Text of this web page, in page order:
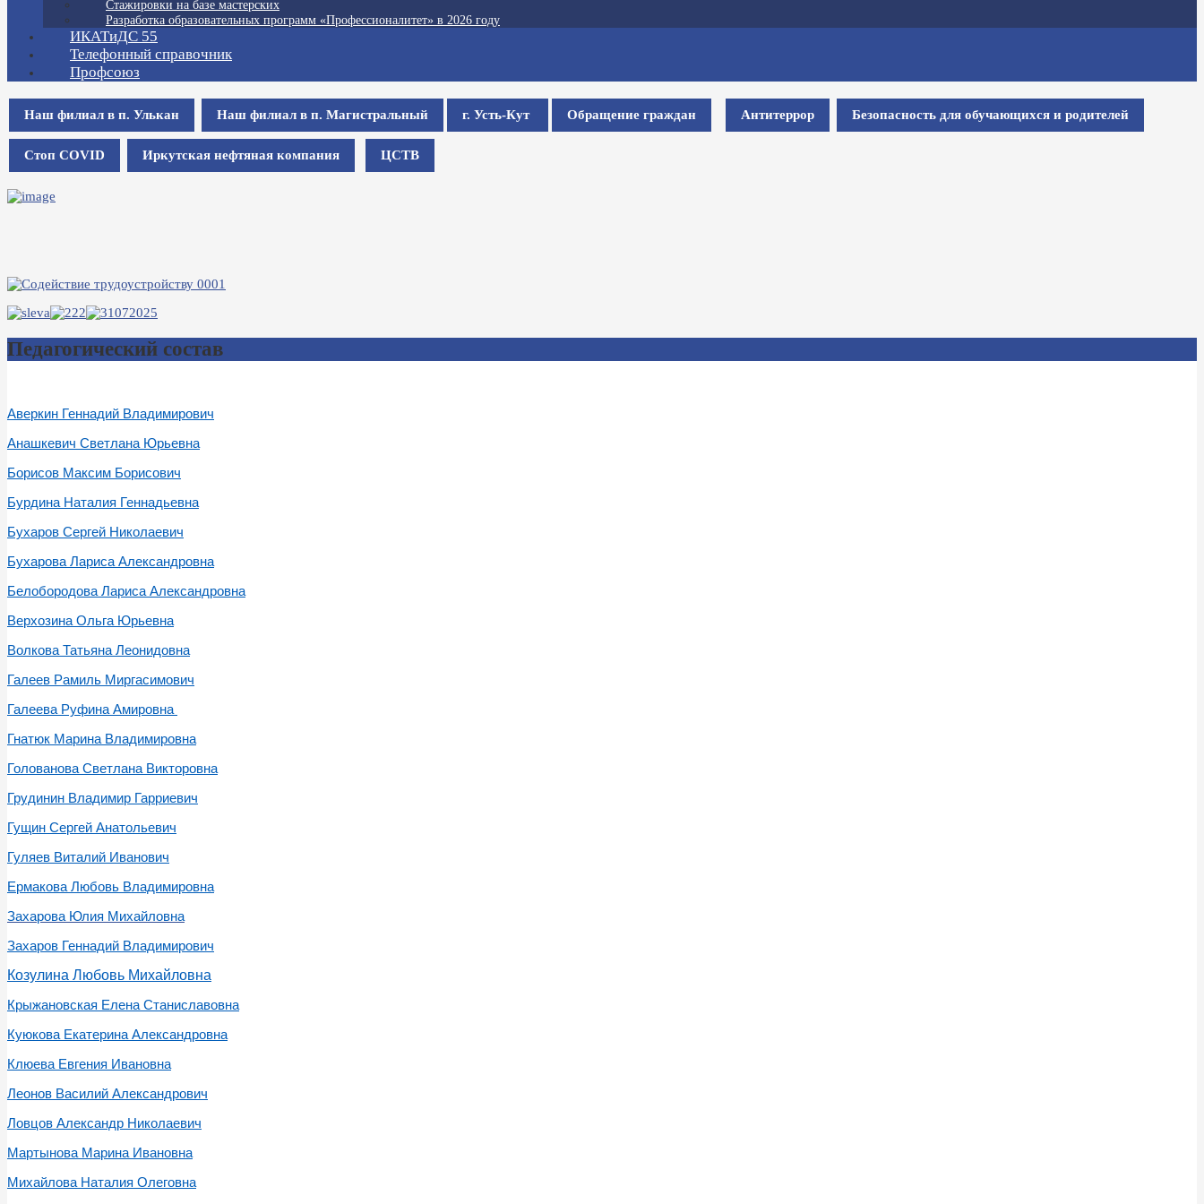
Стажировки на базе мастерских
Разработка образовательных программ «Профессионалитет» в 2026 году
ИКАТиДС 55
Телефонный справочник
Профсоюз
Наш филиал в п. Улькан Наш филиал в п. Магистральный г. Усть-Кут Обращение граждан Антитеррор Безопасность для обучающихся и родителей
Стоп COVID Иркутская нефтяная компания ЦСТВ
Педагогический состав
Аверкин Геннадий Владимирович
Анашкевич Светлана Юрьевна
Борисов Максим Борисович
Бурдина Наталия Геннадьевна
Бухаров Сергей Николаевич
Бухарова Лариса Александровна
Белобородова Лариса Александровна
Верхозина Ольга Юрьевна
Волкова Татьяна Леонидовна
Галеев Рамиль Миргасимович
Галеева Руфина Амировна
Гнатюк Марина Владимировна
Голованова Светлана Викторовна
Грудинин Владимир Гарриевич
Гущин Сергей Анатольевич
Гуляев Виталий Иванович
Ермакова Любовь Владимировна
Захарова Юлия Михайловна
Захаров Геннадий Владимирович
Козулина Любовь Михайловна
Крыжановская Елена Станиславовна
Куюкова Екатерина Александровна
Клюева Евгения Ивановна
Леонов Василий Александрович
Ловцов Александр Николаевич
Мартынова Марина Ивановна
Михайлова Наталия Олеговна